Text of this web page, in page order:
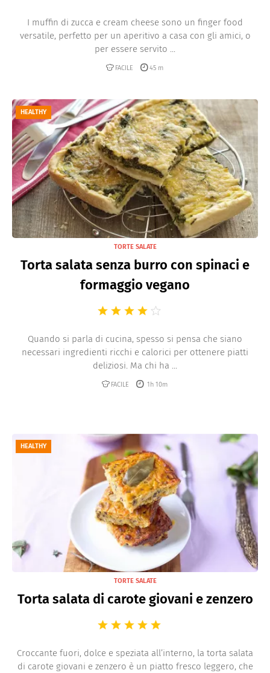
I muffin di zucca e cream cheese sono un finger food
versatile, perfetto per un aperitivo a casa con gli amici, o
per essere servito ...
FACILE 45 m
HEALTHY
TORTE SALATE
Torta salata senza burro con spinaci e
formaggio vegano
Quando si parla di cucina, spesso si pensa che siano
necessari ingredienti ricchi e calorici per ottenere piatti
deliziosi. Ma chi ha ...
FACILE 1h 10m
HEALTHY
TORTE SALATE
Torta salata di carote giovani e zenzero
Croccante fuori, dolce e speziata all’interno, la torta salata
di carote giovani e zenzero è un piatto fresco leggero, che